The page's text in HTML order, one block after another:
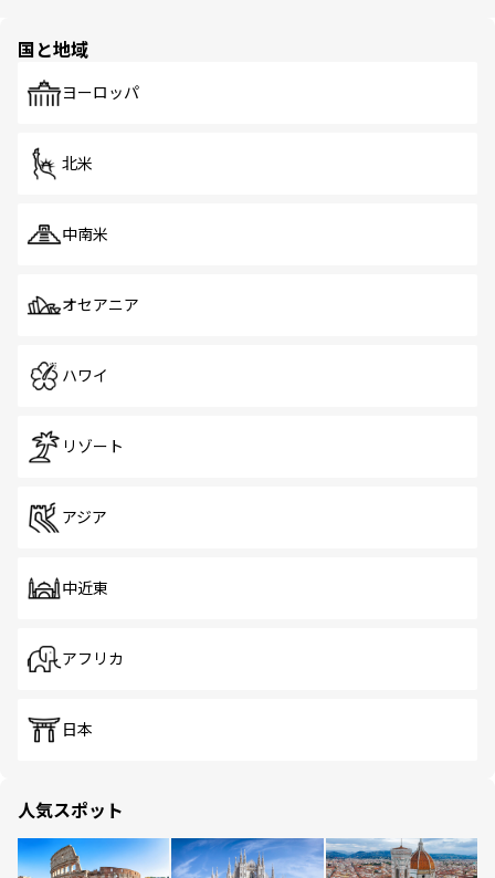
で、ホーカーズは地元の風情を楽しめる外せないスポット
国と地域
ヨーロッパ
北米
中南米
オセアニア
ハワイ
リゾート
アジア
中近東
アフリカ
日本
人気スポット